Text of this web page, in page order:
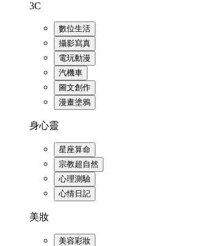
3C
數位生活
攝影寫真
電玩動漫
汽機車
圖文創作
漫畫塗鴉
身心靈
星座算命
宗教超自然
心理測驗
心情日記
美妝
美容彩妝